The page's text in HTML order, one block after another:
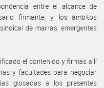
entre el alcance de
firmante, y los ámbitos
de marras, emergentes
el contenido y firmas allí
y facultades para negociar
glosadas a los presentes